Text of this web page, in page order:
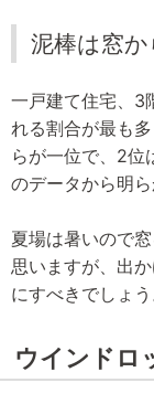
泥棒は窓
一戸建て住宅、3
れる割合が最も
らが一位で、2位
のデータから明
夏場は暑いので
思いますが、出
にすべきでしょう
ウインドロ